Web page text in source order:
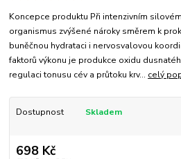
Koncepce produktu Při intenzivním
organismus zvýšené nároky směrem k
buněčnou hydrataci i nervosvalovou
faktorů výkonu je produkce oxidu
regulaci tonusu cév a průtoku krv... celý
Dostupnost Skladem
698 Kč